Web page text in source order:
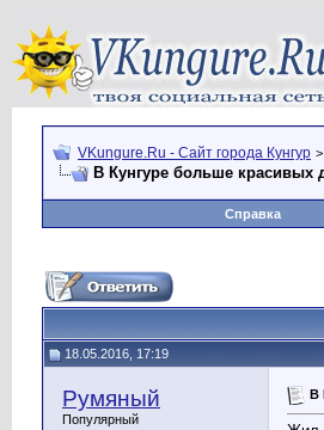
VKungure.Ru - Сайт города Кунгур >
В Кунгуре больше красивых
Справка
18.05.2016, 17:19
Румяный
Популярный
В